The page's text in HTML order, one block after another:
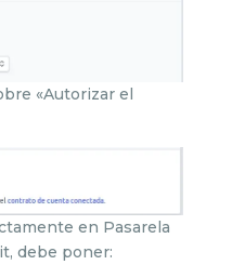
«Autorizar el
en Pasarela
debe poner: